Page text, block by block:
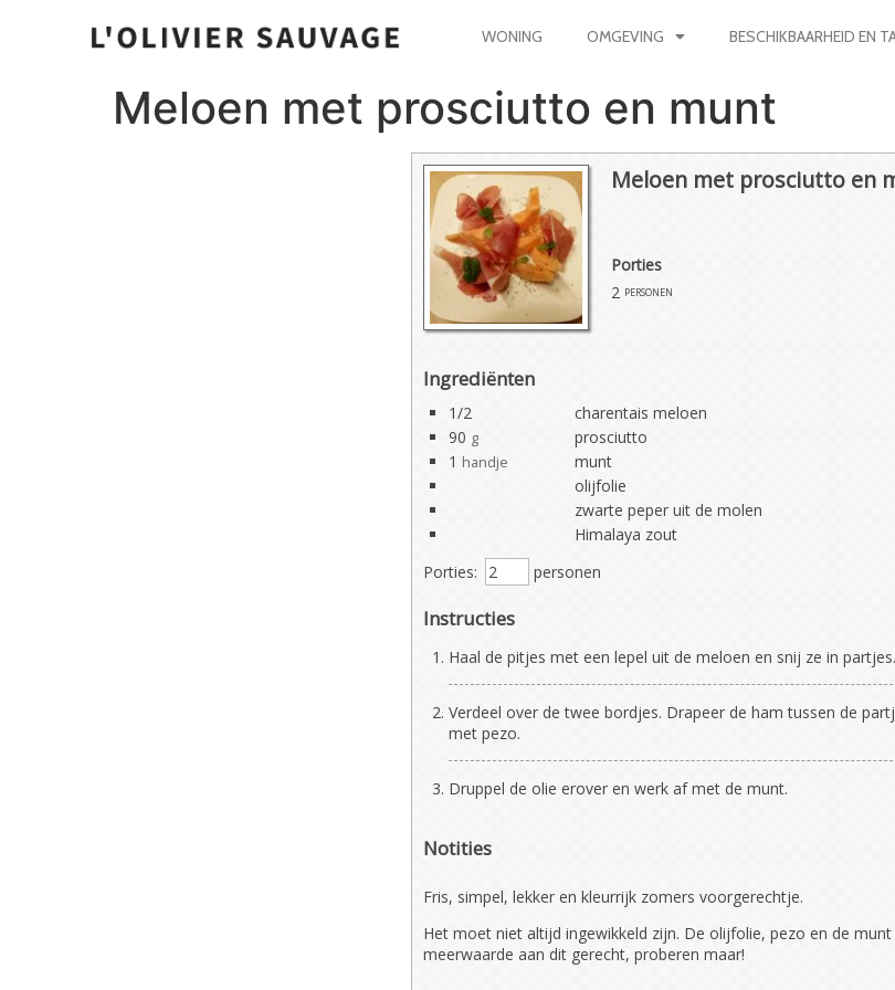
WONING OMGEVING BESCHIKBAARHEID EN
Meloen met prosciutto en munt
Meloen met prosciutto en
Porties
2 personen
Ingrediënten
1/2
charentais meloen
90 g
prosciutto
1 handje
munt
olijfolie
zwarte peper uit de molen
Himalaya zout
Porties:
personen
Instructies
Haal de pitjes met een lepel uit de meloen en snij ze in
Verdeel over de twee bordjes. Drapeer de ham tussen de
met pezo.
Druppel de olie erover en werk af met de munt.
Notities
Fris, simpel, lekker en kleurrijk zomers voorgerechtje.
Het moet niet altijd ingewikkeld zijn. De olijfolie, pezo en de munt
meerwaarde aan dit gerecht, proberen maar!